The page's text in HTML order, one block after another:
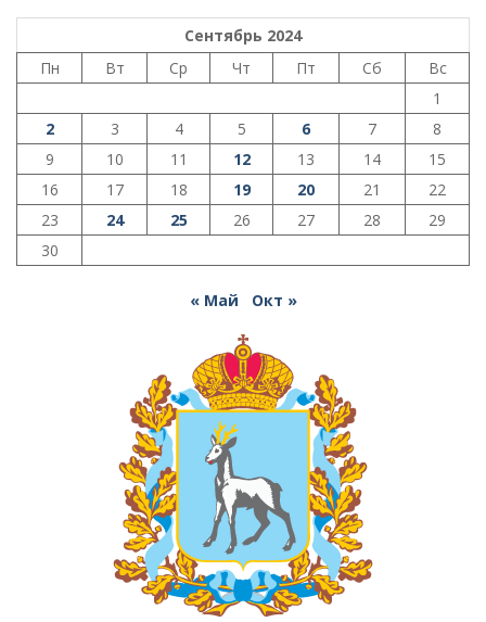
Сентябрь 2024
Пн
Вт Ср Чт Пт Сб
Вс
1
2
3 4 5 6 7
8
9
10 11 12 13 14
15
16
17 18 19 20 21
22
23
24 25 26 27 28
29
30
« Май Окт »